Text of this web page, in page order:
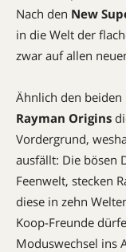
Nach den New
in die Welt der
zwar auf allen
Ähnlich den
Rayman Origins
Vordergrund,
ausfällt: Die bösen
Feenwelt, stecken
diese in zehn
Koop-Freunde
Moduswechsel ins